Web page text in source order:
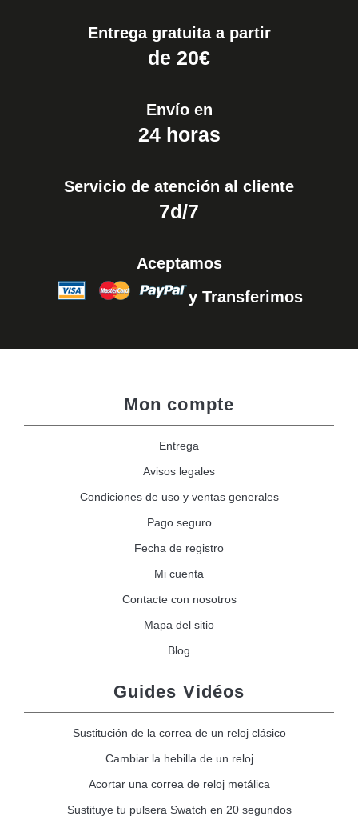
Entrega gratuita a partir
de 20€
Envío en
24 horas
Servicio de atención al cliente
7d/7
Aceptamos
y Transferimos
Mon compte
Entrega
Avisos legales
Condiciones de uso y ventas generales
Pago seguro
Fecha de registro
Mi cuenta
Contacte con nosotros
Mapa del sitio
Blog
Guides Vidéos
Sustitución de la correa de un reloj clásico
Cambiar la hebilla de un reloj
Acortar una correa de reloj metálica
Sustituye tu pulsera Swatch en 20 segundos